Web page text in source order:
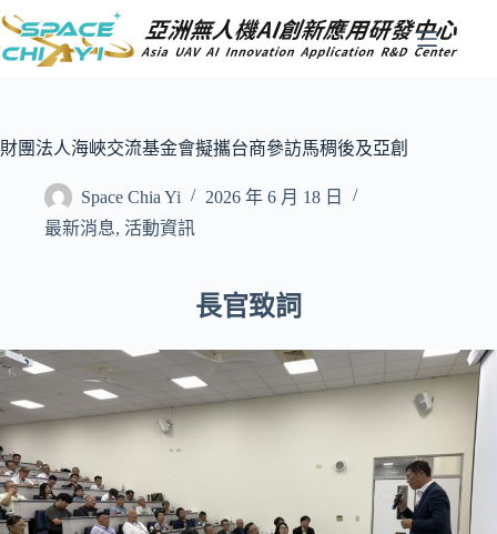
跳
主
容
財團法人海峽交流基金會擬攜台商參訪馬稠後及亞創
Space Chia Yi
2026 年 6 月 18 日
最新消息, 活動資訊
長官致詞